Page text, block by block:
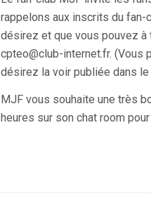
rappelons aux inscrits du fan-
désirez et que vous pouvez
cpteo@club-internet.fr. (Vous
désirez la voir publiée dans le
MJF vous souhaite une très
heures sur son chat room